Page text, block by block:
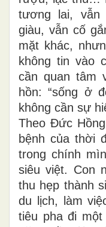
tương lai, vẫn
giàu, vẫn cố
mặt khác,
không tin vào
cần quan tâm
hồn: “sống ở
không cần sự
Theo Đức
bệnh của thời
trong chính
siêu việt. Con
thu hẹp thành
du lịch, làm
tiêu pha đi một